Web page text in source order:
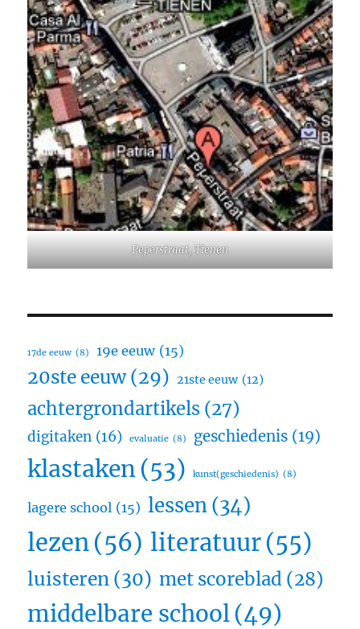
Peperstraat, Tienen
17de eeuw (8) 19e eeuw (15)
20ste eeuw(29) 21ste eeuw (12)
achtergrondartikels (27)
digitaken (16) evaluatie (8) geschiedenis (19)
klastaken(53) kunst(geschiedenis) (8)
lagere school (15) lessen(34)
lezen(56) literatuur(55)
luisteren (30) met scoreblad (28)
middelbare school(49)